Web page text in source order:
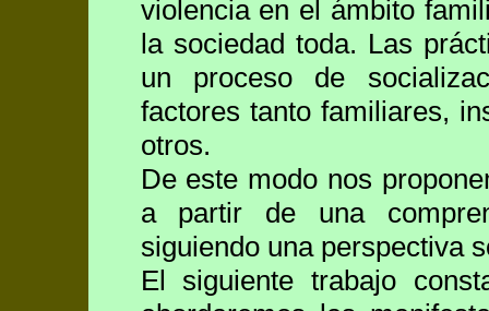
violencia en el ámbito
la sociedad toda. Las
un proceso de
factores tanto familiares,
otros.
De este modo nos
a partir de una
siguiendo una perspectiva
El siguiente trabajo